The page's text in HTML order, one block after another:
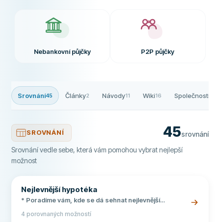
Nebankovní půjčky P2P půjčky
Srovnání45 Články2 Návody11 Wiki16 Společnosti
SROVNÁNÍ 45srovnání
Srovnání vedle sebe, která vám pomohou vybrat nejlepší
možnost
Nejlevnější hypotéka
* Poradíme vám, kde se dá sehnat nejlevnější
úrokovou sazbu * Tipy a triky pro úspěšnou žádost o
4 porovnaných možností